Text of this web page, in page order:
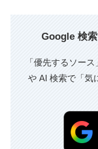
Google 検
「優先するソー
や AI 検索で「気